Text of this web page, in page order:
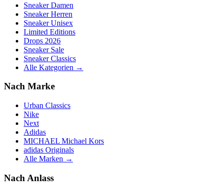
Sneaker Damen
Sneaker Herren
Sneaker Unisex
Limited Editions
Drops 2026
Sneaker Sale
Sneaker Classics
Alle Kategorien →
Nach Marke
Urban Classics
Nike
Next
Adidas
MICHAEL Michael Kors
adidas Originals
Alle Marken →
Nach Anlass